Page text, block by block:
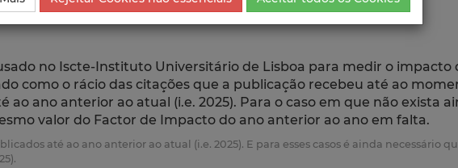
no Iscte-Instituto Universitário de Lisboa para medir o
como o rácio das citações que a publicação recebeu até ao
ano anterior ao atual (i.e. 2025). Para o caso em que não exista
valor do Factor de Impacto do ano anterior ao ano em falta.
até ao ano anterior ao atual (i.e. 2025). E para esses casos é ainda necessário